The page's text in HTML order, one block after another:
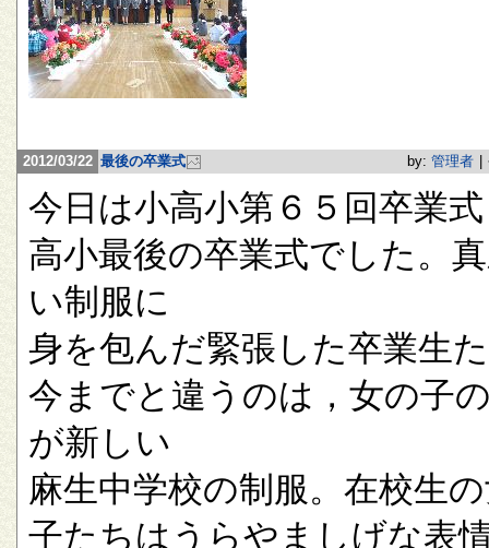
2012/03/22 最後の卒業式 by: 管理者
今日は小高小第６５回卒業
高小最後の卒業式でした。
い制服に
身を包んだ緊張した卒業生
今までと違うのは，女の子
が新しい
麻生中学校の制服。在校生
子たちはうらやましげな表